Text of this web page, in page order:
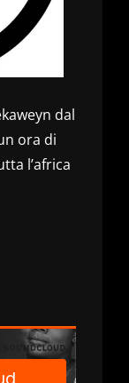
dal
ora di
l’africa